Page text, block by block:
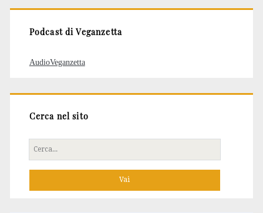
Podcast di Veganzetta
AudioVeganzetta
Cerca nel sito
Cerca
per: